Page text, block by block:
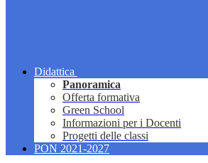
Didattica
Panoramica
Offerta formativa
Green School
Informazioni per i Docenti
Progetti delle classi
PON 2021-2027